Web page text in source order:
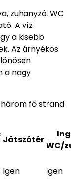
zuhanyzó, WC
A víz
a kisebb
Az árnyékos
a nagy
fő strand
Játszótér
WC/
Igen Igen